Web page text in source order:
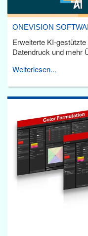
ONEVISION
Erweiterte KI-
Datendruck und mehr
Weiterlesen...